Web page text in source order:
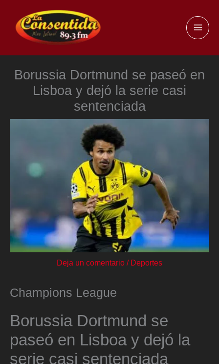
contenido
Borussia Dortmund se paseó en
Lisboa y dejó la serie casi
sentenciada
Deja un comentario / Deportes
Champions League
Borussia Dortmund se
paseó en Lisboa y dejó la
serie casi sentenciada